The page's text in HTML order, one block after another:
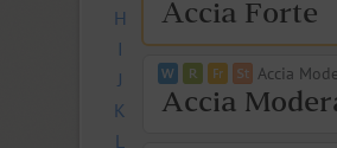
H
I
J
K
L
Accia